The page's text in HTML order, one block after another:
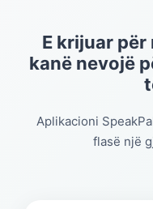
E krijuar
kanë nevojë
Aplikacioni
flasë një